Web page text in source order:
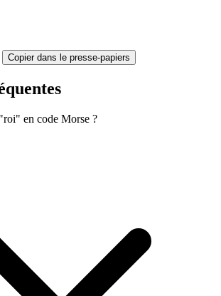
Copier dans le presse-papiers
en code Morse ?